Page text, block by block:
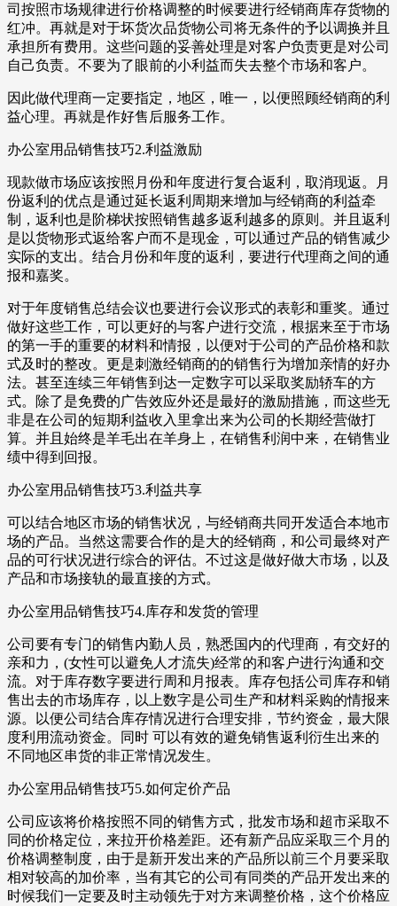
司按照市场规律进行价格调整的时候要进行经销商库存货物的
红冲。再就是对于坏货次品货物公司将无条件的予以调换并且
承担所有费用。这些问题的妥善处理是对客户负责更是对公司
自己负责。不要为了眼前的小利益而失去整个市场和客户。
因此做代理商一定要指定，地区，唯一，以便照顾经销商的利
益心理。再就是作好售后服务工作。
办公室用品销售技巧2.利益激励
现款做市场应该按照月份和年度进行复合返利，取消现返。月
份返利的优点是通过延长返利周期来增加与经销商的利益牵
制，返利也是阶梯状按照销售越多返利越多的原则。并且返利
是以货物形式返给客户而不是现金，可以通过产品的销售减少
实际的支出。结合月份和年度的返利，要进行代理商之间的通
报和嘉奖。
对于年度销售总结会议也要进行会议形式的表彰和重奖。通过
做好这些工作，可以更好的与客户进行交流，根据来至于市场
的第一手的重要的材料和情报，以便对于公司的产品价格和款
式及时的整改。更是刺激经销商的的销售行为增加亲情的好办
法。甚至连续三年销售到达一定数字可以采取奖励轿车的方
式。除了是免费的广告效应外还是最好的激励措施，而这些无
非是在公司的短期利益收入里拿出来为公司的长期经营做打
算。并且始终是羊毛出在羊身上，在销售利润中来，在销售业
绩中得到回报。
办公室用品销售技巧3.利益共享
可以结合地区市场的销售状况，与经销商共同开发适合本地市
场的产品。当然这需要合作的是大的经销商，和公司最终对产
品的可行状况进行综合的评估。不过这是做好做大市场，以及
产品和市场接轨的最直接的方式。
办公室用品销售技巧4.库存和发货的管理
公司要有专门的销售内勤人员，熟悉国内的代理商，有交好的
亲和力，(女性可以避免人才流失)经常的和客户进行沟通和交
流。对于库存数字要进行周和月报表。库存包括公司库存和销
售出去的市场库存，以上数字是公司生产和材料采购的情报来
源。以便公司结合库存情况进行合理安排，节约资金，最大限
度利用流动资金。同时 可以有效的避免销售返利衍生出来的
不同地区串货的非正常情况发生。
办公室用品销售技巧5.如何定价产品
公司应该将价格按照不同的销售方式，批发市场和超市采取不
同的价格定位，来拉开价格差距。还有新产品应采取三个月的
价格调整制度，由于是新开发出来的产品所以前三个月要采取
相对较高的加价率，当有其它的公司有同类的产品开发出来的
时候我们一定要及时主动领先于对方来调整价格，这个价格应